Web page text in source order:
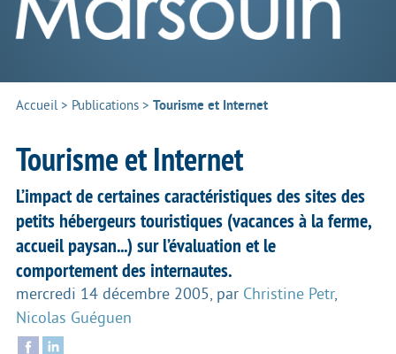
Accueil> Publications > Tourisme et Internet
Tourisme et Internet
L’impact de certaines caractéristiques des sites des
petits hébergeurs touristiques (vacances à la ferme,
accueil paysan...) sur l’évaluation et le
comportement des internautes.
mercredi 14 décembre 2005, par Christine Petr,
Nicolas Guéguen